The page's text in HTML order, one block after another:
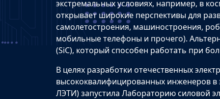
экстремальных условиях, например, в
открывает широкие перспективы для
самолетостроения, машиностроения,
мобильные телефоны и прочего).
(SiC), который способен работать при
В целях разработки отечественных
высококвалифицированных инженеров
ЛЭТИ) запустила Лабораторию силовой